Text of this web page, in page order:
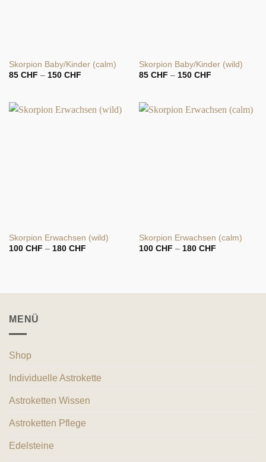
Skorpion Baby/Kinder (calm)
85 CHF – 150 CHFPreisspanne:
Skorpion Baby/Kinder (wild)
85 CHF – 150 CHFPreisspanne:
Skorpion Erwachsen (wild)
100 CHF – 180 CHFPreisspanne:
Skorpion Erwachsen (calm)
100 CHF – 180 CHFPreisspanne:
MENÜ
Shop
Individuelle Astrokette
Astroketten Wissen
Astroketten Pflege
Edelsteine